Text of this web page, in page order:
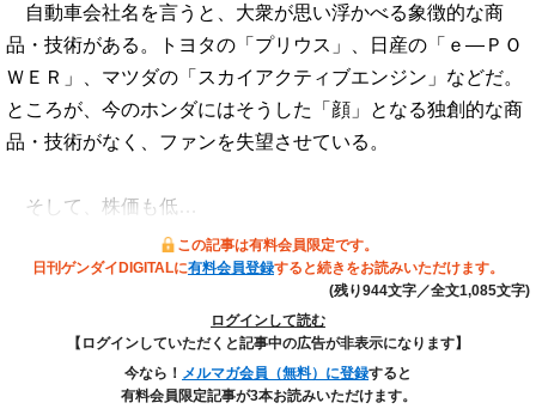
自動車会社名を言うと、大衆が思い浮かべる象徴的な商
品・技術がある。トヨタの「プリウス」、日産の「ｅ―ＰＯ
ＷＥＲ」、マツダの「スカイアクティブエンジン」などだ。
ところが、今のホンダにはそうした「顔」となる独創的な商
品・技術がなく、ファンを失望させている。
そして、株価も低…
この記事は有料会員限定です。
日刊ゲンダイDIGITALに有料会員登録すると続きをお読みいただけます。
(残り944文字／全文1,085文字)
ログインして読む
【ログインしていただくと記事中の広告が非表示になります】
今なら！ メルマガ会員（無料）に登録すると
有料会員限定記事が3本お読みいただけます。